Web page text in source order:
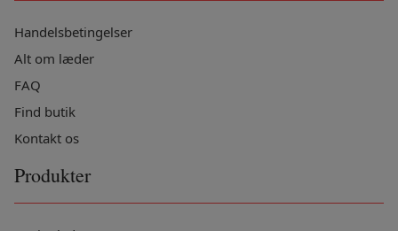
Handelsbetingelser
Alt om læder
FAQ
Find butik
Kontakt os
Produkter